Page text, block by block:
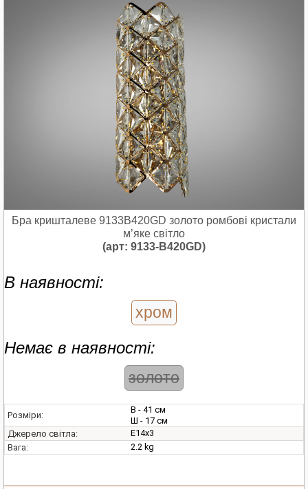
Бра кришталеве 9133B420GD золото ромбові кристали
мʼяке світло
(арт: 9133-B420GD)
В наявності:
хром
Немає в наявності:
золото
Розміри:
В - 41 см
Ш - 17 см
Джерело світла:
E14х3
Вага:
2.2 kg